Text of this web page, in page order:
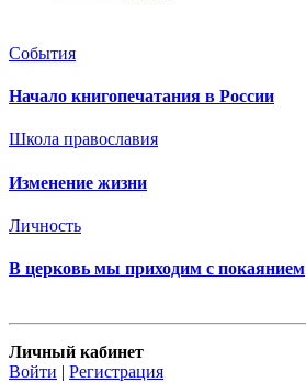
События
Начало книгопечатания в России
Школа православия
Изменение жизни
Личность
В церковь мы приходим с покаянием
Личный кабинет
Войти | Регистрация